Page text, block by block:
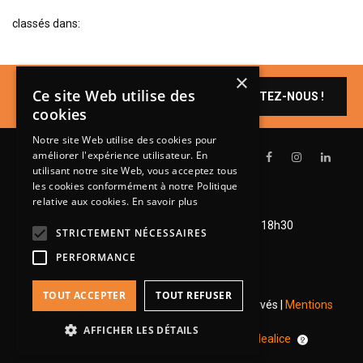
CANAPÉS
SALLES À MANGER
CHAISES
TABLES
LITERIE
CONVERTIBLE
MATELAS
classés dans:
Un produit vous
intéresse ?
CONTACTEZ-NOUS !
Lundi de 14h à 18h30
Mardi à vendredi de 9h à 12h et de 14h à 18h30
© 2026 Groupe Steinmetz - Tous droits réservés |
Mentions
légales
Une réalisation
Idealice
×
Ce site Web utilise des
cookies
Notre site Web utilise des cookies pour
améliorer l'expérience utilisateur. En
utilisant notre site Web, vous acceptez tous
les cookies conformément à notre Politique
relative aux cookies. En savoir plus
STRICTEMENT NÉCESSAIRES
PERFORMANCE
TOUT ACCEPTER TOUT REFUSER
AFFICHER LES DÉTAILS